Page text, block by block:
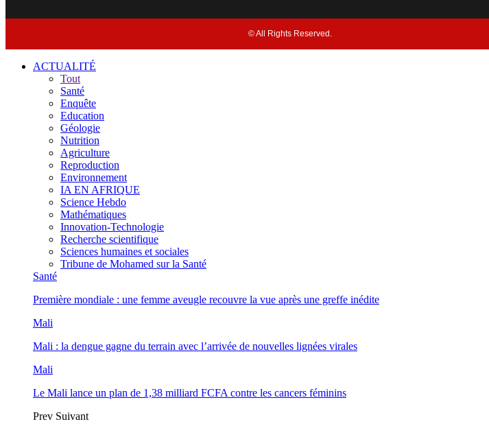
© All Rights Reserved.
ACTUALITÉ
Tout
Santé
Enquête
Education
Géologie
Nutrition
Agriculture
Reproduction
Environnement
IA EN AFRIQUE
Science Hebdo
Mathématiques
Innovation-Technologie
Recherche scientifique
Sciences humaines et sociales
Tribune de Mohamed sur la Santé
Santé
Première mondiale : une femme aveugle recouvre la vue après une greffe inédite
Mali
Mali : la dengue gagne du terrain avec l’arrivée de nouvelles lignées virales
Mali
Le Mali lance un plan de 1,38 milliard FCFA contre les cancers féminins
Prev Suivant